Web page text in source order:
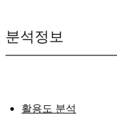
분석정보
활용도 분석